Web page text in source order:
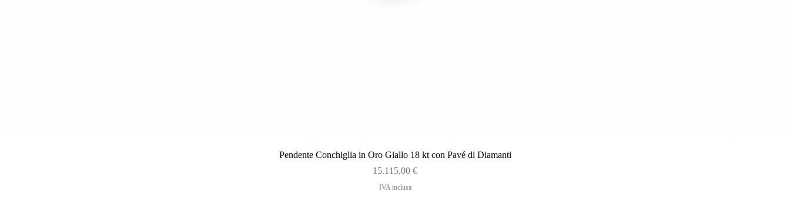
Vista rapida
Pendente Conchiglia in Oro Giallo 18 kt con Pavé di Diamanti
Prezzo
15.115,00 €
IVA inclusa